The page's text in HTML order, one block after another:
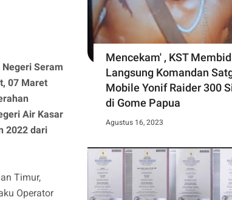
Seram
07 Maret
Air Kasar
2022 dari
Timur,
Operator
Mencekam' , KST
Langsung Komandan
Mobile Yonif Raider 300
di Gome Papua
Agustus 16, 2023